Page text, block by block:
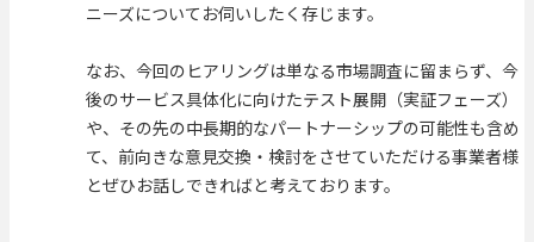
ニーズについてお伺いしたく存じます。
なお、今回のヒアリングは単なる市場調査に留まらず、今
後のサービス具体化に向けたテスト展開（実証フェーズ）
や、その先の中長期的なパートナーシップの可能性も含め
て、前向きな意見交換・検討をさせていただける事業者様
とぜひお話しできればと考えております。